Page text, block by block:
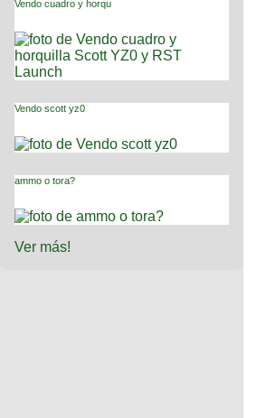
Vendo cuadro y horqu
Vendo scott yz0
ammo o tora?
Ver más!